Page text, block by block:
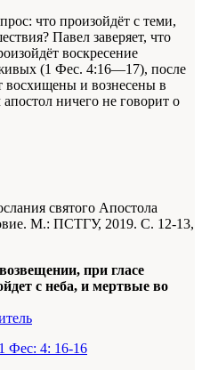
что произойдёт с теми,
Павел заверяет, что
воскресение
(1 Фес. 4:16—17), после
восхищены и вознесены в
ничего не говорит о
святого Апостола
М.: ПСТГУ, 2019. С. 12-13,
при гласе
с неба, и мертвые во
1 Фес: 4: 16-16